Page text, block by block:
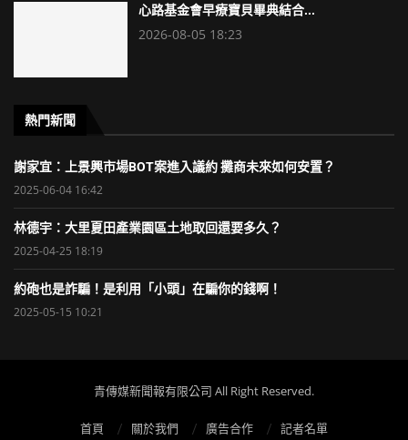
心路基金會早療寶貝畢典結合...
2026-08-05 18:23
熱門新聞
謝家宜：上景興市場BOT案進入議約 攤商未來如何安置？
2025-06-04 16:42
林德宇：大里夏田產業園區土地取回還要多久？
2025-04-25 18:19
約砲也是詐騙！是利用「小頭」在騙你的錢啊！
2025-05-15 10:21
青傳媒新聞報有限公司 All Right Reserved.
首頁 關於我們 廣告合作 記者名單